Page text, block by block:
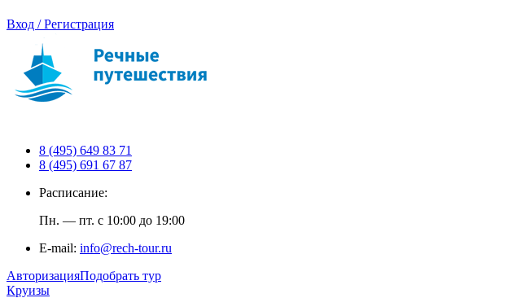
Вход / Регистрация
8 (495) 649 83 71
8 (495) 691 67 87
Расписание:
Пн. — пт. с 10:00 до 19:00
E-mail: info@rech-tour.ru
АвторизацияПодобрать тур
Круизы